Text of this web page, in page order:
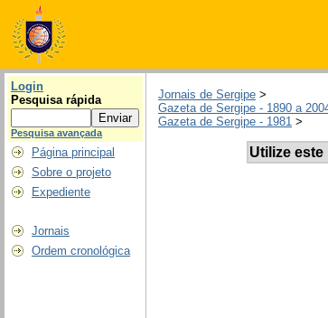
Login
Pesquisa rápida
Pesquisa avançada
Página principal
Sobre o projeto
Expediente
Jornais
Ordem cronológica
Jornais de Sergipe >
Gazeta de Sergipe - 1890 a
Gazeta de Sergipe - 1981 >
Utilize